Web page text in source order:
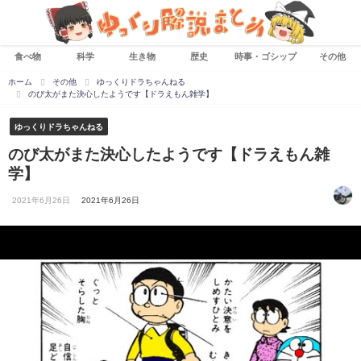
食べ物 科学 生き物 歴史 時事・ゴシップ その他
ホーム その他
ゆっくりドラちゃんねる
のび太がまた決心したようです【ドラえもん雑学】
ゆっくりドラちゃんねる
のび太がまた決心したようです【ドラえもん雑
学】
2021年6月26日 2021年6月26日